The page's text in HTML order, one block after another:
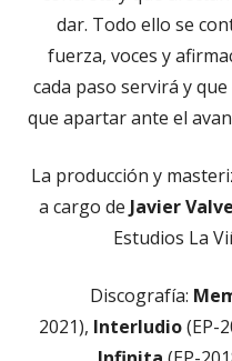
dar. Todo ello se
fuerza, voces y
cada paso servirá y
que apartar ante el
La producción y
a cargo de Javier
Estudios La
Discografía:
2021), Interludio(EP-